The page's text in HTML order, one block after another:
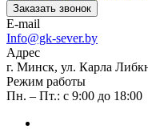
Заказать звонок
E-mail
Info@gk-sever.by
Адрес
г. Минск, ул. Карла
Режим работы
Пн. – Пт.: с 9:00 до 18:00